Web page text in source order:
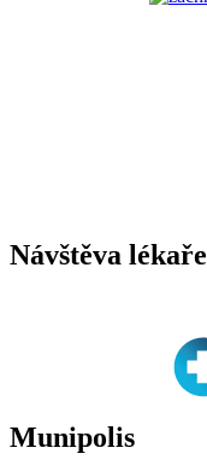
Návštěva lékaře
Munipolis